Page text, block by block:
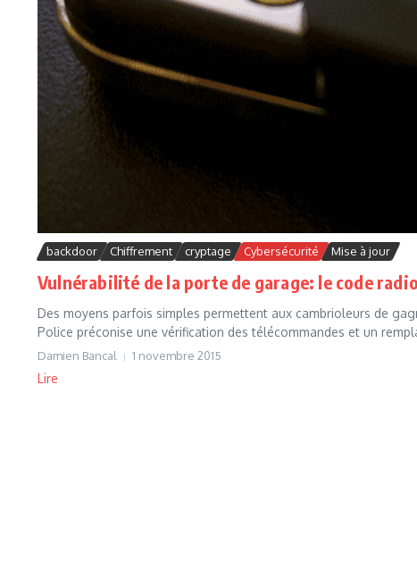
backdoor Chiffrement cryptage Cybersécurité Mise à jour
Vulnérabilité de la porte de garage: le code
Des moyens parfois simples permettent aux cambrioleurs de
Police préconise une vérification des télécommandes et un
Damien Bancal 1 novembre 2015
Lire